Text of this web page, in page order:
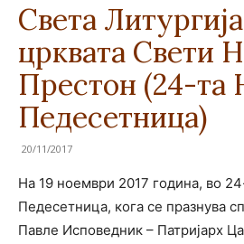
Света
црквата Свети
Престон (24-та
Педесетница)
20/11/2017
На 19 ноември 2017 година, во
Педесетница, кога се празнува
Павле Исповедник – Патријарх